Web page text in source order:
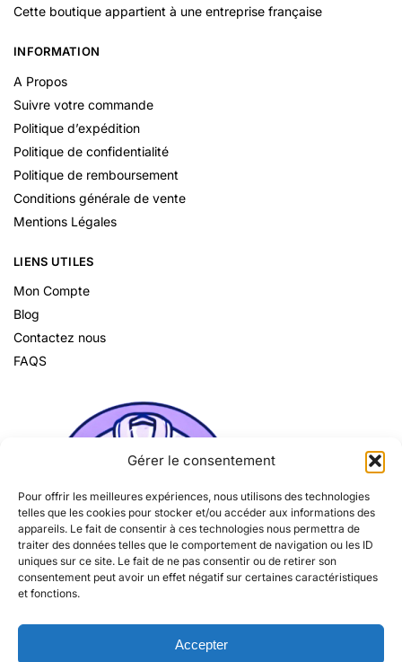
Gérer le consentement
Pour offrir les meilleures expériences, nous utilisons des technologies
telles que les cookies pour stocker et/ou accéder aux informations des
appareils. Le fait de consentir à ces technologies nous permettra de
traiter des données telles que le comportement de navigation ou les ID
uniques sur ce site. Le fait de ne pas consentir ou de retirer son
consentement peut avoir un effet négatif sur certaines caractéristiques
et fonctions.
Accepter
Cette boutique appartient à une entreprise française
INFORMATION
A Propos
Suivre votre commande
Politique d’expédition
Politique de confidentialité
Politique de remboursement
Conditions générale de vente
Mentions Légales
LIENS UTILES
Mon Compte
Blog
Contactez nous
FAQS